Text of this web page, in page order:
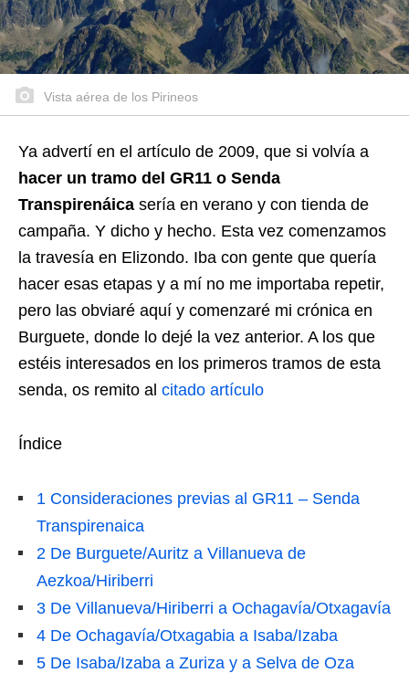
Vista aérea de los Pirineos
Ya advertí en el artículo de 2009, que si volvía a
hacer un tramo del GR11 o Senda
Transpirenáica sería en verano y con tienda de
campaña. Y dicho y hecho. Esta vez comenzamos
la travesía en Elizondo. Iba con gente que quería
hacer esas etapas y a mí no me importaba repetir,
pero las obviaré aquí y comenzaré mi crónica en
Burguete, donde lo dejé la vez anterior. A los que
estéis interesados en los primeros tramos de esta
senda, os remito al citado artículo
Índice
1 Consideraciones previas al GR11 – Senda
Transpirenaica
2 De Burguete/Auritz a Villanueva de
Aezkoa/Hiriberri
3 De Villanueva/Hiriberri a Ochagavía/Otxagavía
4 De Ochagavía/Otxagabia a Isaba/Izaba
5 De Isaba/Izaba a Zuriza y a Selva de Oza